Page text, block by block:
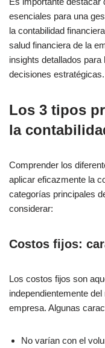
esenciales para una
la contabilidad
salud financiera de la
insights detallados
decisiones estratégicas.
Los 3 tipos
la
Comprender los
aplicar eficazmente la
categorías principales
considerar:
Costos fijos:
Los costos fijos son
independientemente
empresa. Algunas
No varían con el